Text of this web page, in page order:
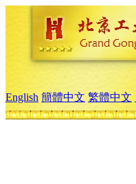
English 簡體中文 繁體中文